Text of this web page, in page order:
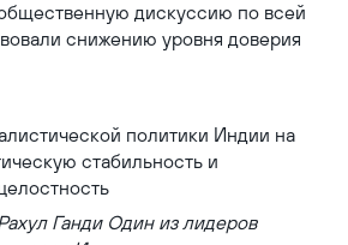
дискуссию по всей
снижению уровня доверия
Ганди Один из лидеров